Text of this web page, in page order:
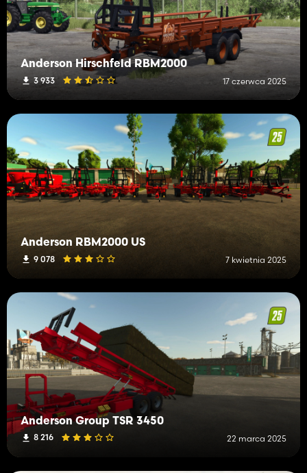
Anderson Hirschfeld RBM2000
3 933 17 czerwca 2025
Anderson RBM2000 US
9 078 7 kwietnia 2025
Anderson Group TSR 3450
8 216 22 marca 2025